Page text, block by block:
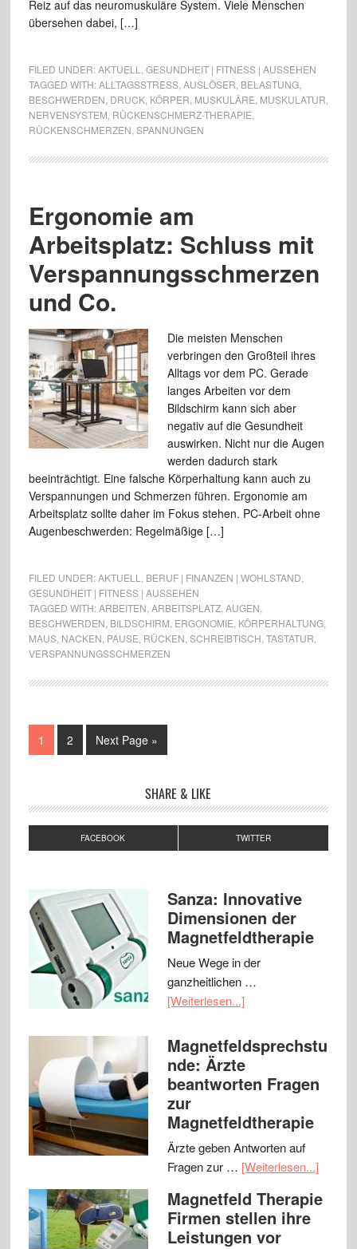
Reiz auf das neuromuskuläre System. Viele Menschen
übersehen dabei, […]
FILED UNDER:AKTUELL
GESUNDHEIT | FITNESS | AUSSEHEN
TAGGED WITH:ALLTAGSSTRESS, AUSLÖSER BELASTUNG,
BESCHWERDEN DRUCK, KÖRPER MUSKULÄRE MUSKULATUR
NERVENSYSTEM RÜCKENSCHMERZ-THERAPIE
RÜCKENSCHMERZEN SPANNUNGEN
Ergonomie am
Arbeitsplatz: Schluss mit
Verspannungsschmerzen
und Co.
Die meisten Menschen
verbringen den Großteil ihres
Alltags vor dem PC. Gerade
langes Arbeiten vor dem
Bildschirm kann sich aber
negativ auf die Gesundheit
auswirken. Nicht nur die Augen
werden dadurch stark
beeinträchtigt. Eine falsche Körperhaltung kann auch zu
Verspannungen und Schmerzen führen. Ergonomie am
Arbeitsplatz sollte daher im Fokus stehen. PC-Arbeit ohne
Augenbeschwerden: Regelmäßige […]
FILED UNDER:AKTUELL BERUF | FINANZEN | WOHLSTAND
GESUNDHEIT | FITNESS | AUSSEHEN
TAGGED WITH:ARBEITEN ARBEITSPLATZ, AUGEN
BESCHWERDEN BILDSCHIRM ERGONOMIE KÖRPERHALTUNG,
MAUS, NACKEN PAUSE RÜCKEN SCHREIBTISCH TASTATUR
VERSPANNUNGSSCHMERZEN
1 2 Next Page »
SHARE & LIKE
FACEBOOK TWITTER
Sanza: Innovative
Dimensionen der
Magnetfeldtherapie
Neue Wege in der
ganzheitlichen …
[Weiterlesen...]
Magnetfeldsprechstu
nde: Ärzte
beantworten Fragen
zur
Magnetfeldtherapie
Ärzte geben Antworten auf
Fragen zur … [Weiterlesen...]
Magnetfeld Therapie
Firmen stellen ihre
Leistungen vor